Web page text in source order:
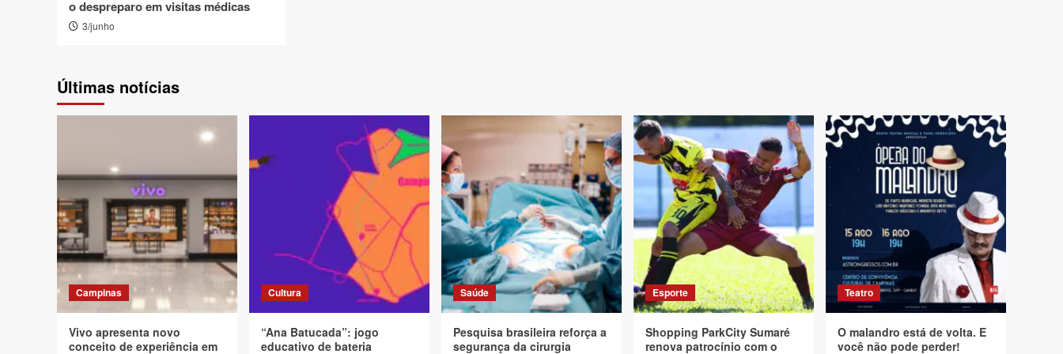
o despreparo em visitas médicas
3/junho
Últimas notícias
Campinas
Vivo apresenta novo
conceito de experiência em
Cultura
“Ana Batucada”: jogo
educativo de bateria
Saúde
Pesquisa brasileira reforça a
segurança da cirurgia
Esporte
Shopping ParkCity Sumaré
renova patrocínio com o
Teatro
O malandro está de volta. E
você não pode perder!